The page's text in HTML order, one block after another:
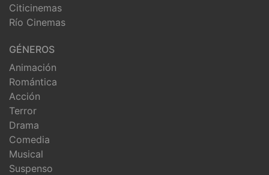
Citicinemas
Río Cinemas
GÉNEROS
Animación
Romántica
Acción
Terror
Drama
Comedia
Musical
Suspenso